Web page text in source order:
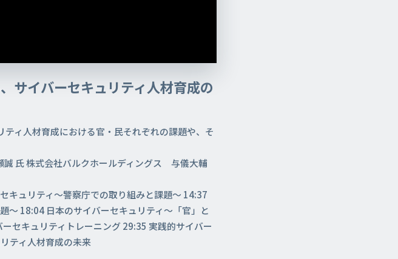
サイバーセキュリティ人材育成の
ィ人材育成における官・民それぞれの課題や、そ
氏 株式会社バルクホールディングス 与儀大輔
キュリティ～警察庁での取り組みと課題～ 14:37
～ 18:04 日本のサイバーセキュリティ～「官」と
セキュリティトレーニング 29:35 実践的サイバー
ティ人材育成の未来